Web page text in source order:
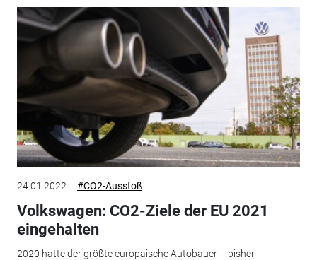
24.01.2022 #CO2-Ausstoß
Volkswagen: CO2-Ziele der EU 2021
eingehalten
2020 hatte der größte europäische Autobauer – bisher